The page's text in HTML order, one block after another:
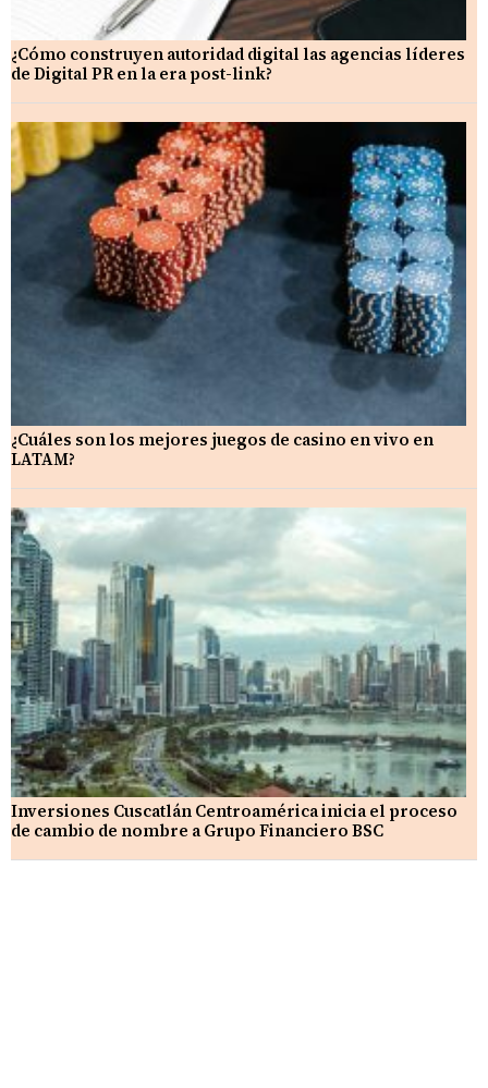
¿Cómo construyen autoridad digital las agencias líderes
de Digital PR en la era post-link?
¿Cuáles son los mejores juegos de casino en vivo en
LATAM?
Inversiones Cuscatlán Centroamérica inicia el proceso
de cambio de nombre a Grupo Financiero BSC